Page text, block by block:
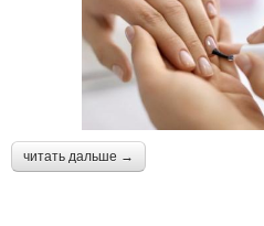
читать дальше →